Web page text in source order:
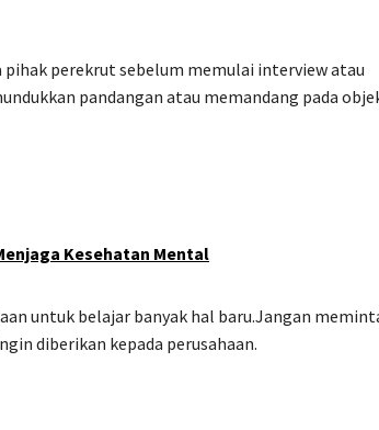
pihak perekrut sebelum memulai interview atau
pandangan atau memandang pada
Kesehatan Mental
untuk belajar banyak hal baru.Jangan
diberikan kepada perusahaan.